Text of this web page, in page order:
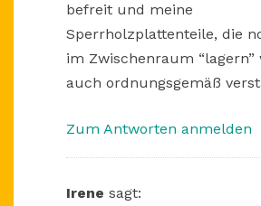
befreit und meine
Sperrholzplattenteile, die
im Zwischenraum “lagern”
auch ordnungsgemäß
Zum Antworten anmelden
Irene sagt: